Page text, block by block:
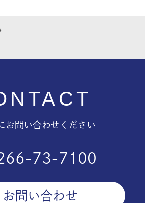
お問い合わせください
73-7100
お問い合わせ